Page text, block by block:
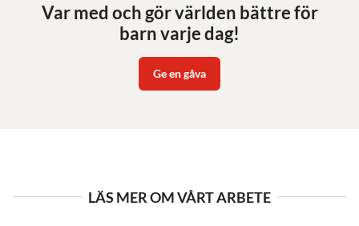
Var med och gör världen bättre för
barn varje dag!
Ge en gåva
LÄS MER OM VÅRT ARBETE